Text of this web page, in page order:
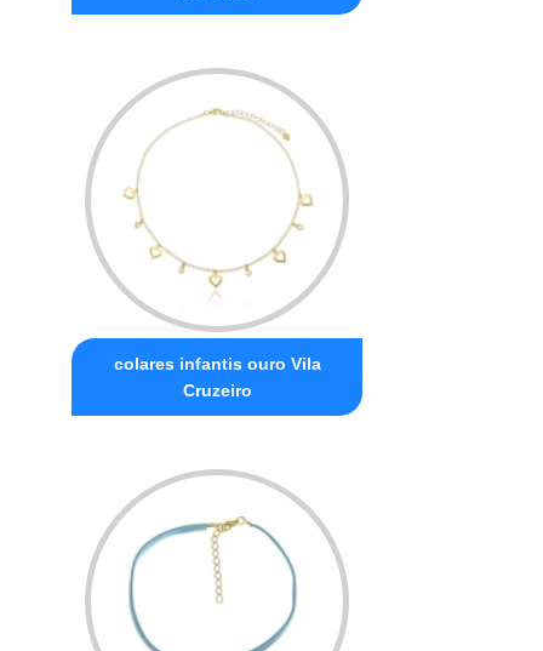
colares infantis ouro Vila
Cruzeiro